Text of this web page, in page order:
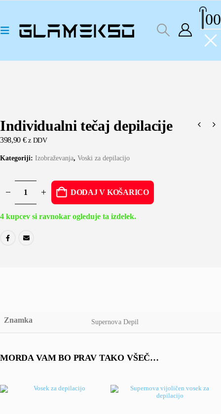
00
Individualni tečaj depilacije
398,90 € z DDV
Kategoriji: Izobraževanja, Voski za depilacijo
DODAJ V KOŠARICO
4 kupcev si ravnokar ogleduje ta izdelek.
Znamka Supernova Depil
MORDA VAM BO PRAV TAKO VŠEČ…